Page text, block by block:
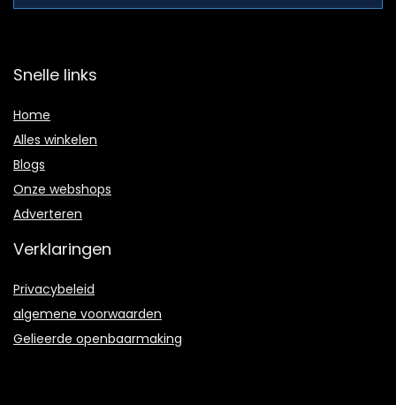
Snelle links
Home
Alles winkelen
Blogs
Onze webshops
Adverteren
Verklaringen
Privacybeleid
algemene voorwaarden
Gelieerde openbaarmaking